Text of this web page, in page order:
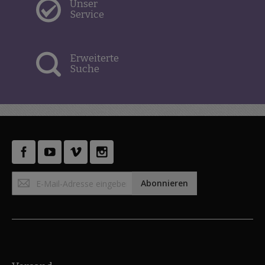
Unser
Service
Erweiterte
Suche
Anmeldung
zum
Abonnieren